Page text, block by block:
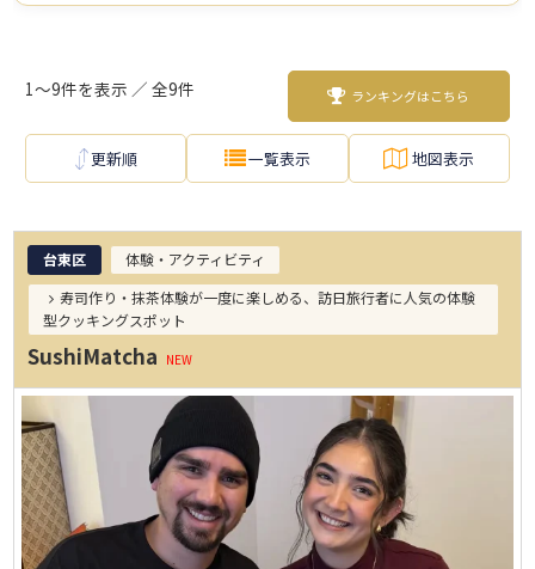
1～9件を表示 ／ 全9件 ランキングはこちら
更新順 一覧表示 地図表示
台東区
体験・アクティビティ
寿司作り・抹茶体験が一度に楽しめる、訪日旅行者に人気の体験
型クッキングスポット
SushiMatcha NEW